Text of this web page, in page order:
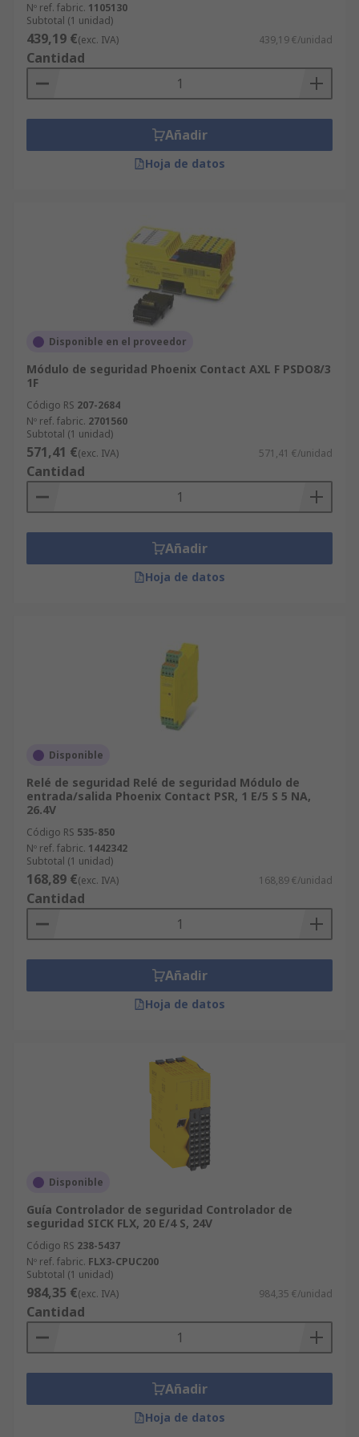
Nº ref. fabric. 1105130
Subtotal (1 unidad)
439,19 €(exc. IVA) 439,19 €/unidad
Cantidad
Añadir
Hoja de datos
Disponible en el proveedor
Módulo de seguridad Phoenix Contact AXL F PSDO8/3
1F
Código RS 207-2684
Nº ref. fabric. 2701560
Subtotal (1 unidad)
571,41 €(exc. IVA) 571,41 €/unidad
Cantidad
Añadir
Hoja de datos
Disponible
Relé de seguridad Relé de seguridad Módulo de
entrada/salida Phoenix Contact PSR, 1 E/5 S 5 NA,
26.4V
Código RS 535-850
Nº ref. fabric. 1442342
Subtotal (1 unidad)
168,89 €(exc. IVA) 168,89 €/unidad
Cantidad
Añadir
Hoja de datos
Disponible
Guía Controlador de seguridad Controlador de
seguridad SICK FLX, 20 E/4 S, 24V
Código RS 238-5437
Nº ref. fabric. FLX3-CPUC200
Subtotal (1 unidad)
984,35 €(exc. IVA) 984,35 €/unidad
Cantidad
Añadir
Hoja de datos